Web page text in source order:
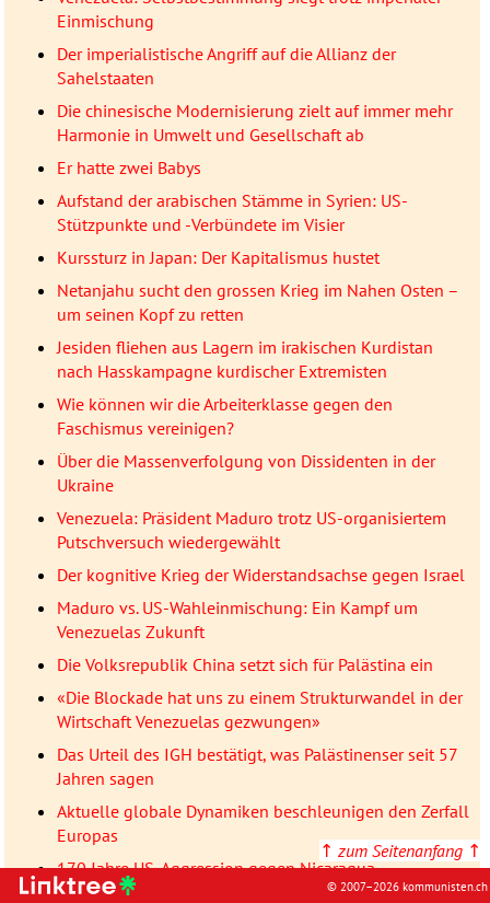
Einmischung
Der imperialistische Angriff auf die Allianz der
Sahelstaaten
Die chinesische Modernisierung zielt auf immer mehr
Harmonie in Umwelt und Gesellschaft ab
Er hatte zwei Babys
Aufstand der arabischen Stämme in Syrien: US-
Stützpunkte und -Verbündete im Visier
Kurssturz in Japan: Der Kapitalismus hustet
Netanjahu sucht den grossen Krieg im Nahen Osten –
um seinen Kopf zu retten
Jesiden fliehen aus Lagern im irakischen Kurdistan
nach Hasskampagne kurdischer Extremisten
Wie können wir die Arbeiterklasse gegen den
Faschismus vereinigen?
Über die Massenverfolgung von Dissidenten in der
Ukraine
Venezuela: Präsident Maduro trotz US-organisiertem
Putschversuch wiedergewählt
Der kognitive Krieg der Widerstandsachse gegen Israel
Maduro vs. US-Wahleinmischung: Ein Kampf um
Venezuelas Zukunft
Die Volksrepublik China setzt sich für Palästina ein
«Die Blockade hat uns zu einem Strukturwandel in der
Wirtschaft Venezuelas gezwungen»
Das Urteil des IGH bestätigt, was Palästinenser seit 57
Jahren sagen
Aktuelle globale Dynamiken beschleunigen den Zerfall
Europas
170 Jahre US-Aggression gegen Nicaragua
↑ zum Seitenanfang ↑
© 2007–2026 kommunisten.ch